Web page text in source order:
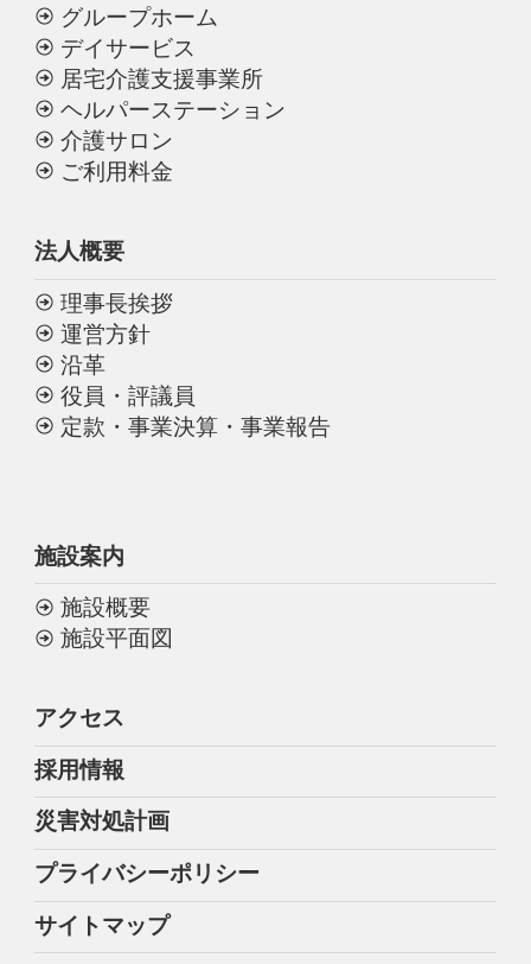
グループホーム
デイサービス
居宅介護支援事業所
ヘルパーステーション
介護サロン
ご利用料金
法人概要
理事長挨拶
運営方針
沿革
役員・評議員
定款・事業決算・事業報告
施設案内
施設概要
施設平面図
アクセス
採用情報
災害対処計画
プライバシーポリシー
サイトマップ